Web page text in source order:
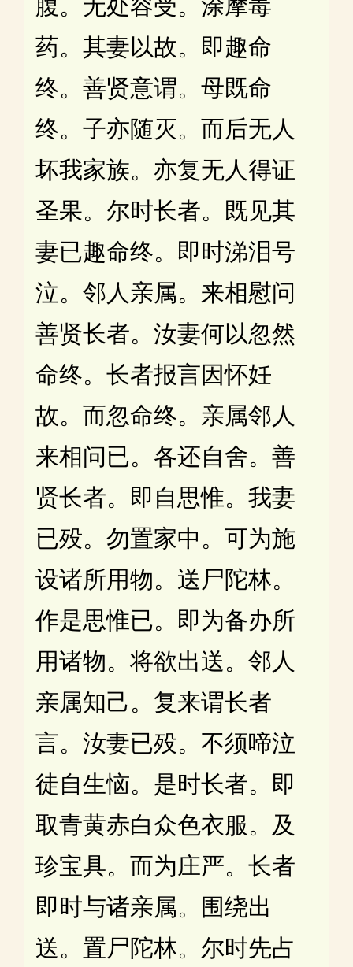
腹。无处容受。涂摩毒
药。其妻以故。即趣命
终。善贤意谓。母既命
终。子亦随灭。而后无人
坏我家族。亦复无人得证
圣果。尔时长者。既见其
妻已趣命终。即时涕泪号
泣。邻人亲属。来相慰问
善贤长者。汝妻何以忽然
命终。长者报言因怀妊
故。而忽命终。亲属邻人
来相问已。各还自舍。善
贤长者。即自思惟。我妻
已殁。勿置家中。可为施
设诸所用物。送尸陀林。
作是思惟已。即为备办所
用诸物。将欲出送。邻人
亲属知己。复来谓长者
言。汝妻已殁。不须啼泣
徒自生恼。是时长者。即
取青黄赤白众色衣服。及
珍宝具。而为庄严。长者
即时与诸亲属。围绕出
送。置尸陀林。尔时先占